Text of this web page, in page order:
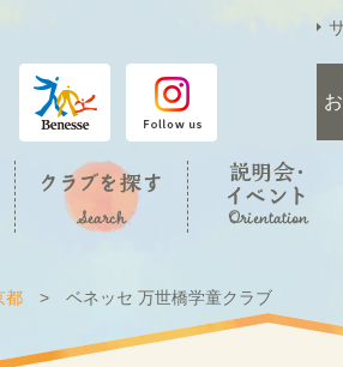
都 ベネッセ 万世橋学童クラブ